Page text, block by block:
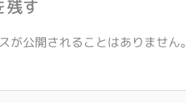
残す
が公開されることはありません。